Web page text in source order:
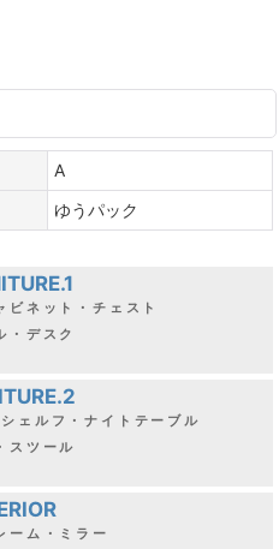
A
ゆうパック
ビネット・チェスト
・デスク
ェルフ・ナイトテーブル
スツール
ーム・ミラー